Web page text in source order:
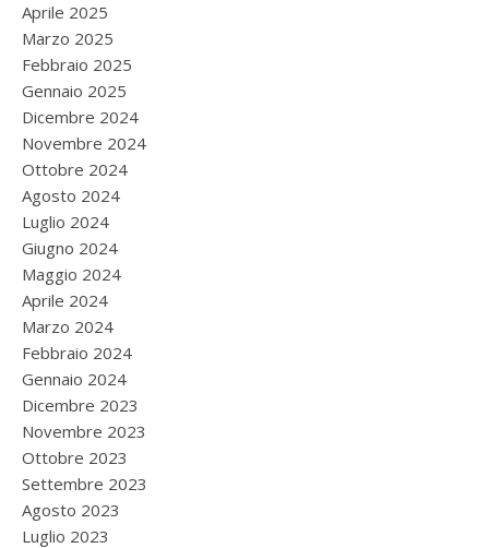
Aprile 2025
Marzo 2025
Febbraio 2025
Gennaio 2025
Dicembre 2024
Novembre 2024
Ottobre 2024
Agosto 2024
Luglio 2024
Giugno 2024
Maggio 2024
Aprile 2024
Marzo 2024
Febbraio 2024
Gennaio 2024
Dicembre 2023
Novembre 2023
Ottobre 2023
Settembre 2023
Agosto 2023
Luglio 2023